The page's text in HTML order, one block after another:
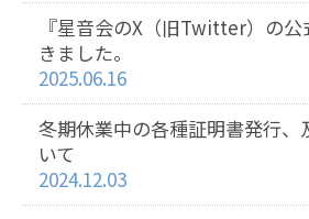
『星音会のX（旧Twitter）の
きました。
2025.06.16
冬期休業中の各種証明書発行、
いて
2024.12.03